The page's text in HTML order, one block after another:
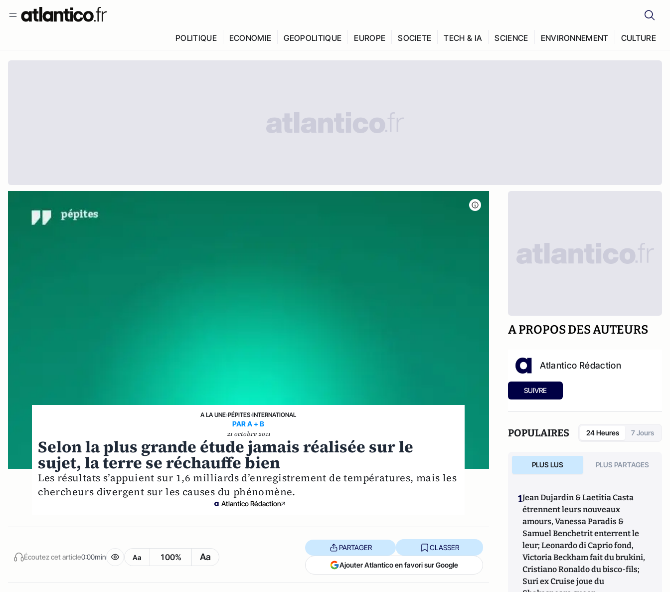
POLITIQUE ECONOMIE GEOPOLITIQUE EUROPE SOCIETE TECH & IA SCIENCE ENVIRONNEMENT CULTURE
A LA UNE›PÉPITES›INTERNATIONAL
PAR A + B
21 octobre 2011
Selon la plus grande étude jamais réalisée sur le
sujet, la terre se réchauffe bien
Les résultats s’appuient sur 1,6 milliards d’enregistrement de températures, mais les
chercheurs divergent sur les causes du phénomène.
Atlantico Rédaction
Écoutez cet article0:00min Aa 100% Aa
PARTAGER CLASSER
Ajouter Atlantico en favori sur Google
A PROPOS DES AUTEURS
Atlantico Rédaction
SUIVRE
POPULAIRES 24 Heures 7 Jours
PLUS LUS PLUS PARTAGES
1Jean Dujardin & Laetitia Casta
étrennent leurs nouveaux
amours, Vanessa Paradis &
Samuel Benchetrit enterrent le
leur; Leonardo di Caprio fond,
Victoria Beckham fait du brukini,
Cristiano Ronaldo du bisco-fils;
Suri ex Cruise joue du